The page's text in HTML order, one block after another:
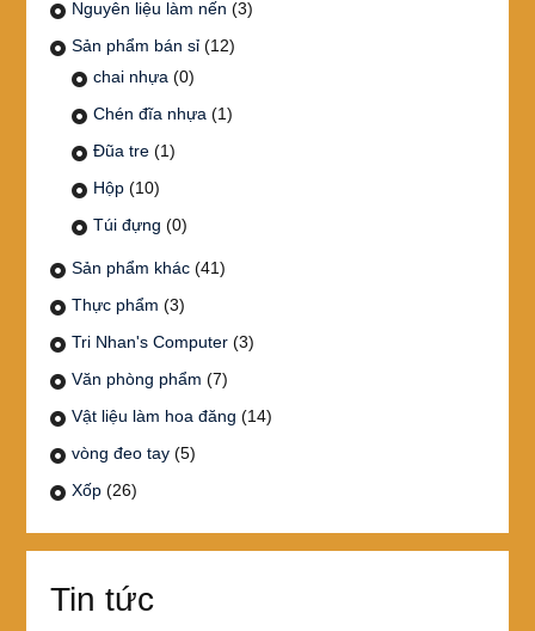
Nguyên liệu làm nến (3)
Sản phẩm bán sỉ (12)
chai nhựa (0)
Chén đĩa nhựa (1)
Đũa tre (1)
Hộp (10)
Túi đựng (0)
Sản phẩm khác (41)
Thực phẩm (3)
Tri Nhan's Computer (3)
Văn phòng phẩm (7)
Vật liệu làm hoa đăng (14)
vòng đeo tay (5)
Xốp (26)
Tin tức